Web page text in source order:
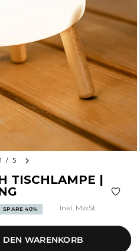
1 / 5
TISCHLAMPE |
SPARE 40% Inkl. MwSt.
DEN WARENKORB